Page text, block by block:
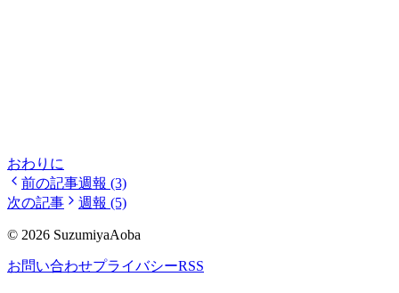
おわりに
前の記事週報 (3)
次の記事
週報 (5)
© 2026 SuzumiyaAoba
お問い合わせプライバシーRSS